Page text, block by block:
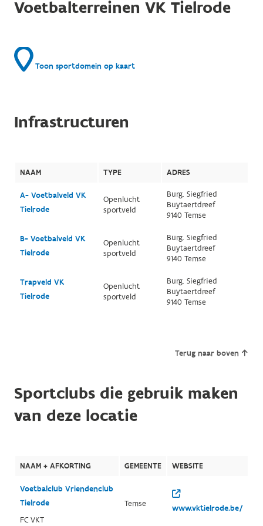
Voetbalterreinen VK Tielrode
Toon sportdomein op kaart
Infrastructuren
NAAM TYPE ADRES
A- Voetbalveld VK
Tielrode
Openlucht
sportveld
Burg. Siegfried
Buytaertdreef
9140 Temse
B- Voetbalveld VK
Tielrode
Openlucht
sportveld
Burg. Siegfried
Buytaertdreef
9140 Temse
Trapveld VK
Tielrode
Openlucht
sportveld
Burg. Siegfried
Buytaertdreef
9140 Temse
Terug naar boven
Sportclubs die gebruik maken
van deze locatie
NAAM + AFKORTING GEMEENTE WEBSITE
Voetbalclub Vriendenclub
Tielrode
FC VKT
Temse www.vktielrode.be/